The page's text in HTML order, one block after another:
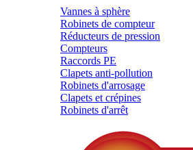
Vannes à sphère
Robinets de compteur
Réducteurs de pression
Compteurs
Raccords PE
Clapets anti-pollution
Robinets d'arrosage
Clapets et crépines
Robinets d'arrêt